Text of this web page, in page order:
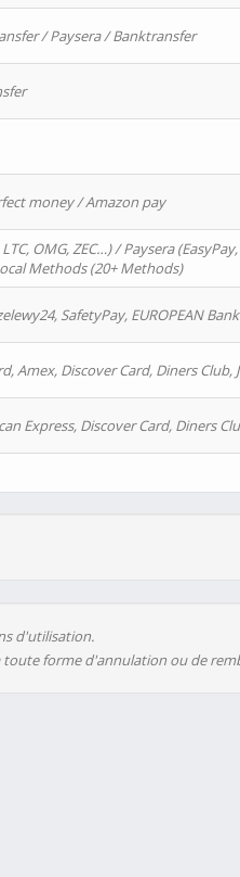
/ Paysera / Banktransfer
money / Amazon pay
OMG, ZEC…) / Paysera
Methods (20+ Methods)
SafetyPay, EUROPEAN
Discover Card, Diners Club,
Express, Discover Card, Diners
d'utilisation.
toute forme d'annulation ou de